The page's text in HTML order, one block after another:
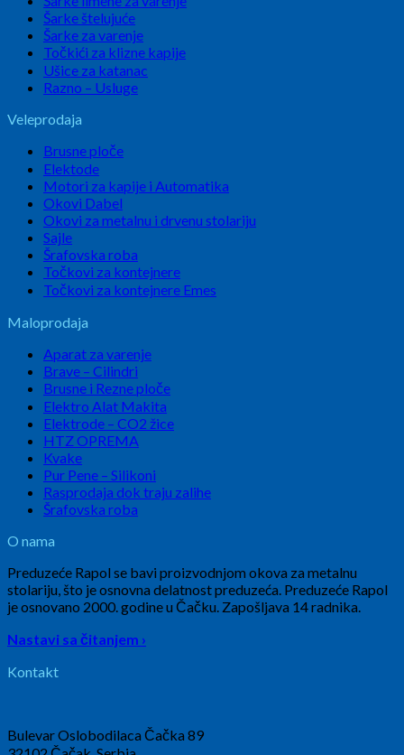
Šarke štelujuće
Šarke za varenje
Točkići za klizne kapije
Ušice za katanac
Razno – Usluge
Veleprodaja
Brusne ploče
Elektode
Motori za kapije i Automatika
Okovi Dabel
Okovi za metalnu i drvenu stolariju
Sajle
Šrafovska roba
Točkovi za kontejnere
Točkovi za kontejnere Emes
Maloprodaja
Aparat za varenje
Brave – Cilindri
Brusne i Rezne ploče
Elektro Alat Makita
Elektrode – CO2 žice
HTZ OPREMA
Kvake
Pur Pene – Silikoni
Rasprodaja dok traju zalihe
Šrafovska roba
O nama
Preduzeće Rapol se bavi proizvodnjom okova za metalnu
stolariju, što je osnovna delatnost preduzeća. Preduzeće Rapol
je osnovano 2000. godine u Čačku. Zapošljava 14 radnika.
Nastavi sa čitanjem ›
Kontakt
Bulevar Oslobodilaca Čačka 89